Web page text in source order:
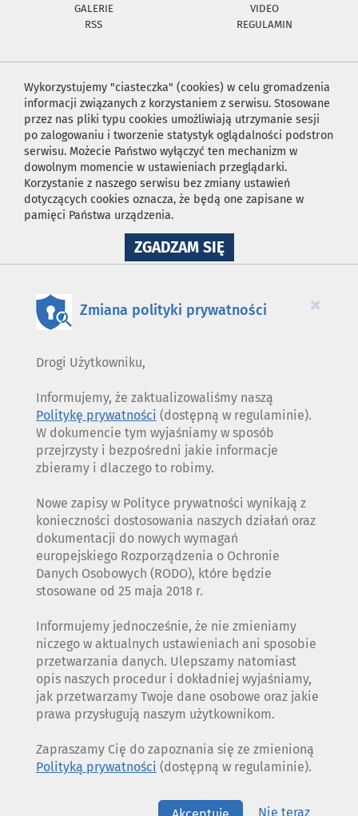
GALERIE
VIDEO
RSS
REGULAMIN
Wykorzystujemy "ciasteczka" (cookies) w celu gromadzenia
informacji związanych z korzystaniem z serwisu. Stosowane
przez nas pliki typu cookies umożliwiają utrzymanie sesji
po zalogowaniu i tworzenie statystyk oglądalności podstron
serwisu. Możecie Państwo wyłączyć ten mechanizm w
dowolnym momencie w ustawieniach przeglądarki.
Korzystanie z naszego serwisu bez zmiany ustawień
dotyczących cookies oznacza, że będą one zapisane w
pamięci Państwa urządzenia.
ZGADZAM SIĘNA
WYKORZYSTANIE
×
Zmiana polityki prywatności
Drogi Użytkowniku,
Informujemy, że zaktualizowaliśmy naszą
Politykę prywatności (dostępną w regulaminie).
W dokumencie tym wyjaśniamy w sposób
przejrzysty i bezpośredni jakie informacje
zbieramy i dlaczego to robimy.
Nowe zapisy w Polityce prywatności wynikają z
konieczności dostosowania naszych działań oraz
dokumentacji do nowych wymagań
europejskiego Rozporządzenia o Ochronie
Danych Osobowych (RODO), które będzie
stosowane od 25 maja 2018 r.
Informujemy jednocześnie, że nie zmieniamy
niczego w aktualnych ustawieniach ani sposobie
przetwarzania danych. Ulepszamy natomiast
opis naszych procedur i dokładniej wyjaśniamy,
jak przetwarzamy Twoje dane osobowe oraz jakie
prawa przysługują naszym użytkownikom.
Zapraszamy Cię do zapoznania się ze zmienioną
Polityką prywatności (dostępną w regulaminie).
Nie teraz